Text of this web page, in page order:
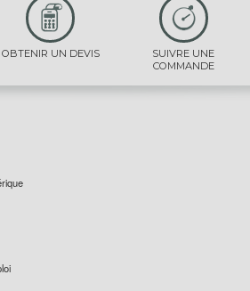
OBTENIR UN DEVIS
SUIVRE UNE
COMMANDE